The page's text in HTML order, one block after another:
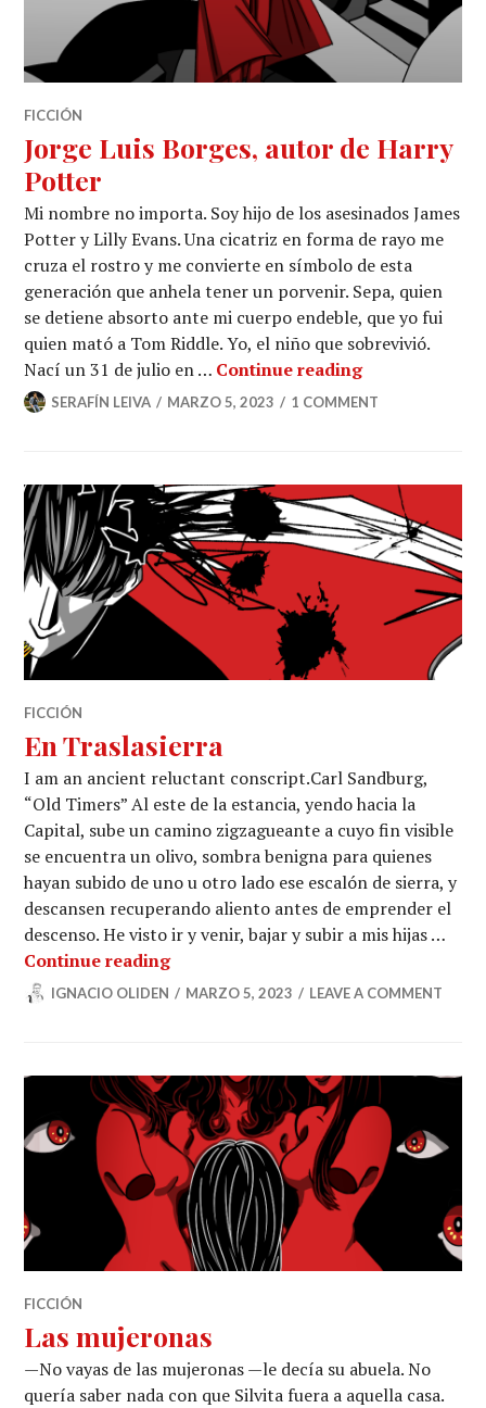
FICCIÓN
Jorge Luis Borges, autor de Harry
Potter
Mi nombre no importa. Soy hijo de los asesinados James
Potter y Lilly Evans. Una cicatriz en forma de rayo me
cruza el rostro y me convierte en símbolo de esta
generación que anhela tener un porvenir. Sepa, quien
se detiene absorto ante mi cuerpo endeble, que yo fui
quien mató a Tom Riddle. Yo, el niño que sobrevivió.
Nací un 31 de julio en … Continue readingJorge Luis
SERAFÍN LEIVA MARZO 5, 2023 1 COMMENT
FICCIÓN
En Traslasierra
I am an ancient reluctant conscript.Carl Sandburg,
“Old Timers” Al este de la estancia, yendo hacia la
Capital, sube un camino zigzagueante a cuyo fin visible
se encuentra un olivo, sombra benigna para quienes
hayan subido de uno u otro lado ese escalón de sierra, y
descansen recuperando aliento antes de emprender el
descenso. He visto ir y venir, bajar y subir a mis hijas …
Continue readingEn Traslasierra
IGNACIO OLIDEN MARZO 5, 2023 LEAVE A COMMENT
FICCIÓN
Las mujeronas
—No vayas de las mujeronas —le decía su abuela. No
quería saber nada con que Silvita fuera a aquella casa.